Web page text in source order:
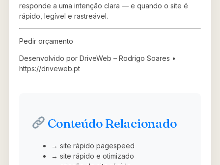
responde a uma intenção clara — e quando o site é
rápido, legível e rastreável.
Pedir orçamento
Desenvolvido por DriveWeb – Rodrigo Soares •
https://driveweb.pt
Conteúdo Relacionado
→ site rápido pagespeed
→ site rápido e otimizado